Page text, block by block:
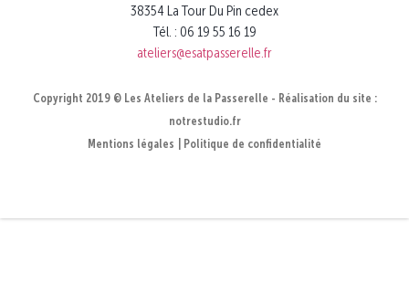
38354 La Tour Du Pin cedex
Tél. : 06 19 55 16 19
ateliers@esatpasserelle.fr
Copyright 2019 © Les Ateliers de la Passerelle - Réalisation du site :
notrestudio.fr
Mentions légales
Politique de confidentialité